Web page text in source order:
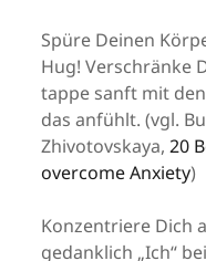
Spüre Deinen
Hug! Verschränke
tappe sanft mit
das anfühlt. (vgl.
Zhivotovskaya,20
overcome Anxiety)
Konzentriere Dich
gedanklich „Ich“